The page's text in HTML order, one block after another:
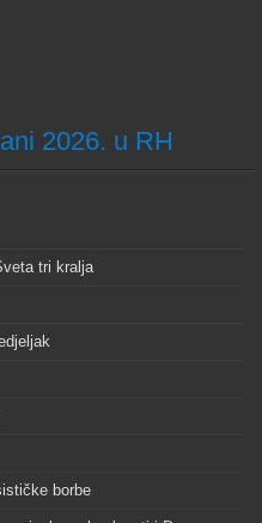
2026. u RH
tri kralja
borbe